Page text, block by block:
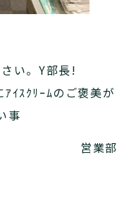
い。Y部長!
ｲｽｸﾘｰﾑのご褒美が
事
営業部